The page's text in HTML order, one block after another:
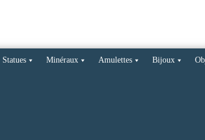
Statues Minéraux Amulettes Bijoux